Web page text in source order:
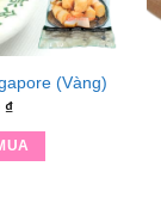
(Vàng)
₫